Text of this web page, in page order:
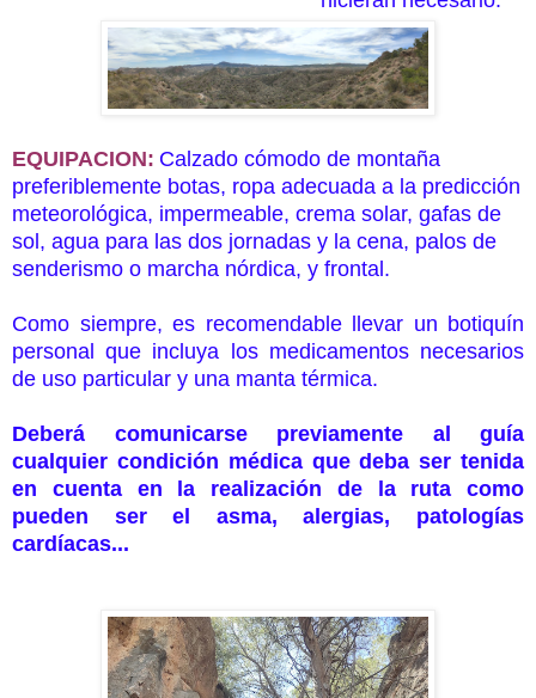
EQUIPACION: Calzado cómodo de montaña
preferiblemente botas, ropa adecuada a la predicción
meteorológica, impermeable, crema solar, gafas de
sol, agua para las dos jornadas y la cena, palos de
senderismo o marcha nórdica, y frontal.
Como siempre, es recomendable llevar un botiquín
personal que incluya los medicamentos necesarios
de uso particular y una manta térmica.
Deberá comunicarse previamente al guía
cualquier condición médica que deba ser tenida
en cuenta en la realización de la ruta como
pueden ser el asma, alergias, patologías
cardíacas...